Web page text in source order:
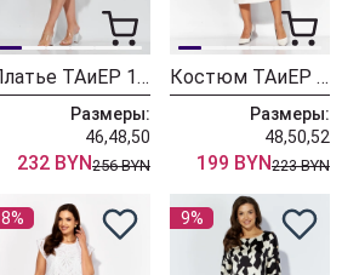
Платье ТАиЕР 1448
Размеры:
46,48,50
232 BYN256 BYN
Костюм ТАиЕР 1391 молочный
Размеры:
48,50,52
199 BYN223 BYN
8% 9%